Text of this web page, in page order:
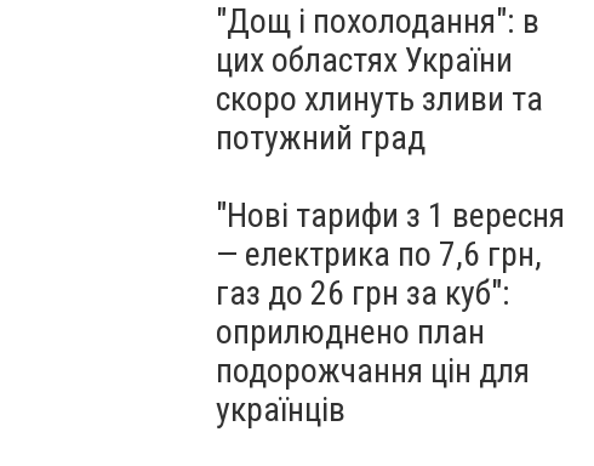
"Дощ і похолодання": в
цих областях України
скоро хлинуть зливи та
потужний град
"Нові тарифи з 1 вересня
— електрика по 7,6 грн,
газ до 26 грн за куб":
оприлюднено план
подорожчання цін для
українців